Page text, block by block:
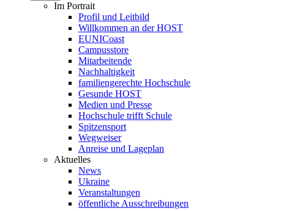
Im Portrait
Profil und Leitbild
Willkommen an der HOST
EUNICoast
Campusstore
Mitarbeitende
Nachhaltigkeit
familiengerechte Hochschule
Gesunde HOST
Medien und Presse
Hochschule trifft Schule
Spitzensport
Wegweiser
Anreise und Lageplan
Aktuelles
News
Ukraine
Veranstaltungen
öffentliche Ausschreibungen